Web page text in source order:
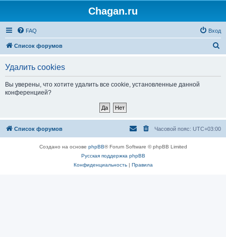
Chagan.ru
FAQ Вход
Список форумов
Удалить cookies
Вы уверены, что хотите удалить все cookie, установленные данной
конференцией?
Список форумов Часовой пояс: UTC+03:00
Создано на основе phpBB® Forum Software © phpBB Limited
Русская поддержка phpBB
Конфиденциальность| Правила